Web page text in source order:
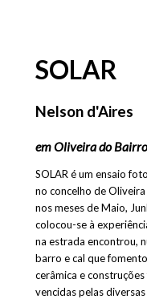
SOLAR
Nelson d'Aires
em Oliveira do Bairro
SOLAR é um ensaio
no concelho de
nos meses de Maio,
colocou-se à
na estrada encontrou,
barro e cal que
cerâmica e
vencidas pelas